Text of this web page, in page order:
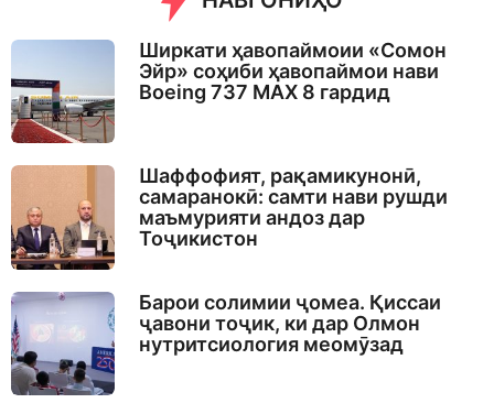
Ширкати ҳавопаймоии «Сомон
Эйр» соҳиби ҳавопаймои нави
Boeing 737 MAX 8 гардид
Шаффофият, рақамикунонӣ,
самаранокӣ: самти нави рушди
маъмурияти андоз дар
Тоҷикистон
Барои солимии ҷомеа. Қиссаи
ҷавони тоҷик, ки дар Олмон
нутритсиология меомӯзад